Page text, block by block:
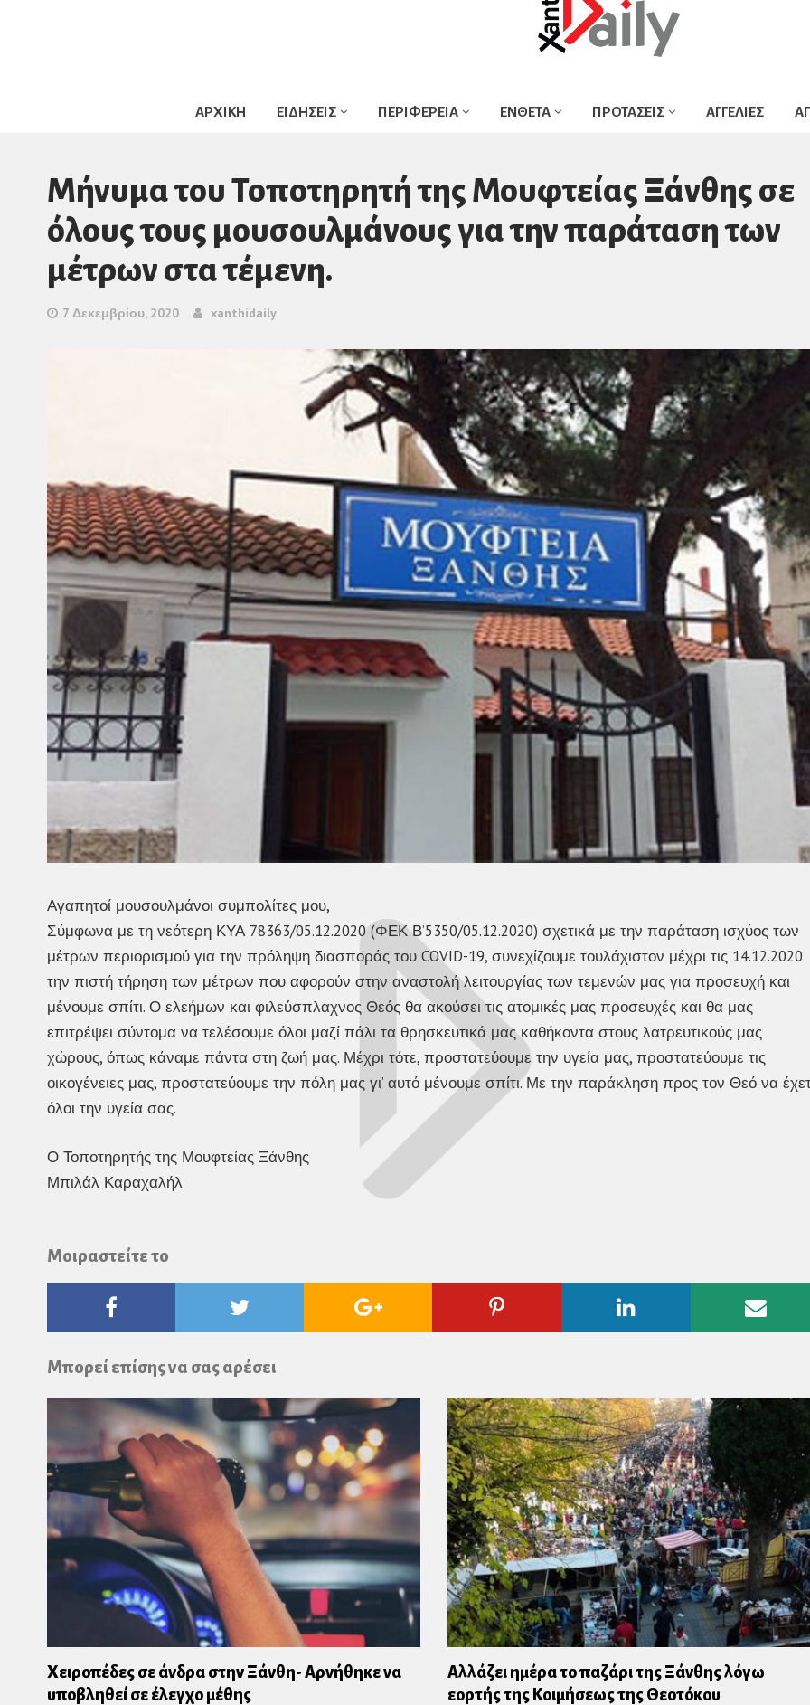
ΑΡΧΙΚΗ ΕΙΔΗΣΕΙΣ ΠΕΡΙΦΕΡΕΙΑ ΕΝΘΕΤΑ ΠΡΟΤΑΣΕΙΣ ΑΓΓΕΛΙΕΣ
Μήνυμα του Τοποτηρητή της Μουφτείας Ξάνθης σε
όλους τους μουσουλμάνους για την παράταση των
μέτρων στα τέμενη.
7 Δεκεμβρίου, 2020 xanthidaily
Αγαπητοί μουσουλμάνοι συμπολίτες μου,
Σύμφωνα με τη νεότερη ΚΥΑ 78363/05.12.2020 (ΦΕΚ Β’5350/05.12.2020) σχετικά με την παράταση ισχύος των
μέτρων περιορισμού για την πρόληψη διασποράς του COVID-19, συνεχίζουμε τουλάχιστον μέχρι τις 14.12.2020
την πιστή τήρηση των μέτρων που αφορούν στην αναστολή λειτουργίας των τεμενών μας για προσευχή και
μένουμε σπίτι. Ο ελεήμων και φιλεύσπλαχνος Θεός θα ακούσει τις ατομικές μας προσευχές και θα μας
επιτρέψει σύντομα να τελέσουμε όλοι μαζί πάλι τα θρησκευτικά μας καθήκοντα στους λατρευτικούς μας
χώρους, όπως κάναμε πάντα στη ζωή μας. Μέχρι τότε, προστατεύουμε την υγεία μας, προστατεύουμε τις
οικογένειες μας, προστατεύουμε την πόλη μας γι’ αυτό μένουμε σπίτι. Με την παράκληση προς τον Θεό να
όλοι την υγεία σας.
Ο Τοποτηρητής της Μουφτείας Ξάνθης
Μπιλάλ Καραχαλήλ
Μοιραστείτε το
Twitter
Google
Pinterest Linkedin
Μπορεί επίσης να σας αρέσει
Χειροπέδες σε άνδρα στην Ξάνθη- Αρνήθηκε να
υποβληθεί σε έλεγχο μέθης
Αλλάζει ημέρα το παζάρι της Ξάνθης λόγω
εορτής της Κοιμήσεως της Θεοτόκου